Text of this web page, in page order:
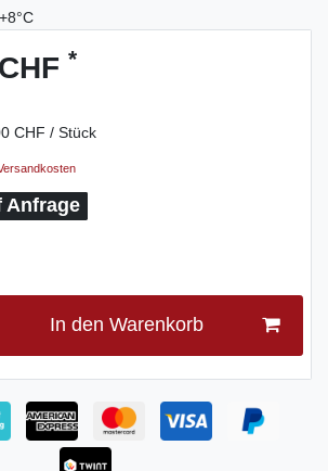
*
CHF / Stück
Anfrage
In den Warenkorb